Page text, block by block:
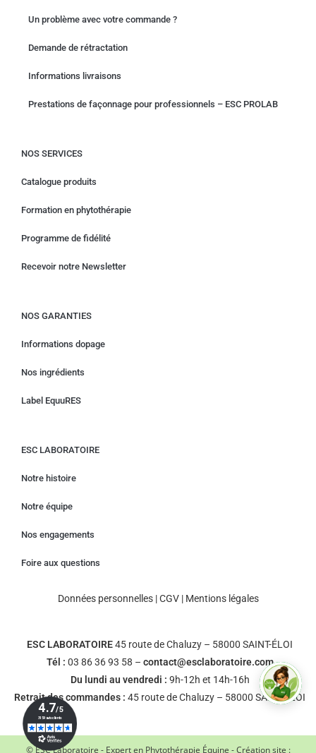
Un problème avec votre commande ?
Demande de rétractation
Informations livraisons
Prestations de façonnage pour professionnels – ESC PROLAB
NOS SERVICES
Catalogue produits
Formation en phytothérapie
Programme de fidélité
Recevoir notre Newsletter
NOS GARANTIES
Informations dopage
Nos ingrédients
Label EquuRES
ESC LABORATOIRE
Notre histoire
Notre équipe
Nos engagements
Foire aux questions
Données personnelles|CGV| Mentions légales
ESC LABORATOIRE45 route de Chaluzy – 58000 SAINT-ÉLOI
Tél : 03 86 36 93 58 – contact@esclaboratoire.com
Du lundi au vendredi : 9h-12h et 14h-16h
Retrait des commandes :45 route de Chaluzy – 58000 SAINT-ÉLOI
© ESC Laboratoire - Expert en Phytothérapie Équine - Création site :